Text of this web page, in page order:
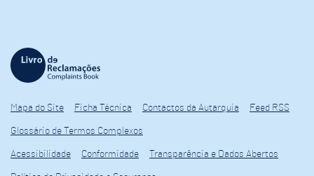
Mapa do Site Ficha Técnica Contactos da Autarquia Feed RSS
Glossário de Termos Complexos
Acessibilidade Conformidade Transparência e Dados Abertos